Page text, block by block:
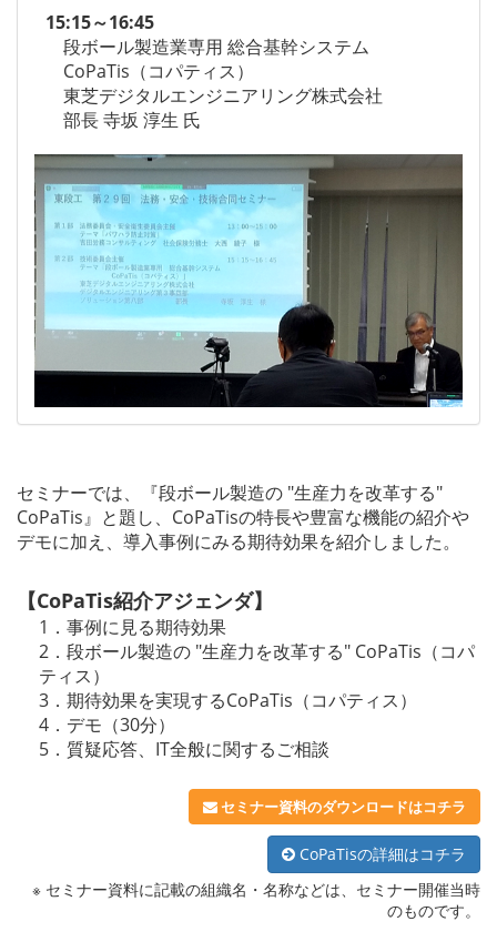
15:15～16:45
段ボール製造業専用 総合基幹システム
CoPaTis（コパティス）
東芝デジタルエンジニアリング株式会社
部長 寺坂 淳生 氏
セミナーでは、『段ボール製造の "生産力を改革する"
CoPaTis』と題し、CoPaTisの特長や豊富な機能の紹介や
デモに加え、導入事例にみる期待効果を紹介しました。
【CoPaTis紹介アジェンダ】
1．事例に見る期待効果
2．段ボール製造の "生産力を改革する" CoPaTis（コパ
ティス）
3．期待効果を実現するCoPaTis（コパティス）
4．デモ（30分）
5．質疑応答、IT全般に関するご相談
セミナー資料のダウンロードはコチラ
CoPaTisの詳細はコチラ
※ セミナー資料に記載の組織名・名称などは、セミナー開催当時
のものです。